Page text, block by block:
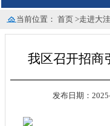
当前位置：首页 >走进大洼
我区召开招商
发布日期：